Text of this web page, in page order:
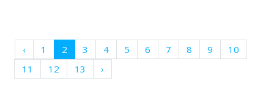
‹ 1 2 3 4 5 6 7 8 9
10
11
12 13 ›